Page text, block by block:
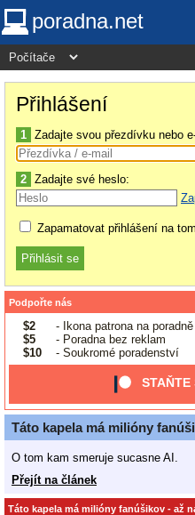
poradna.net
Přihlášení
1 Zadajte svou přezdívku nebo
2 Zadajte své heslo:
Zapamatovat přihlášení na
Podpořte nás
$2
- Ikona patrona na poradně
$5
- Poradna bez reklam
$10
- Soukromé poradenství
STAŇTE
Táto kapela má milióny
O tom kam smeruje sucasne AI.
Přejít na článek
Táto kapela má milióny fanúšikov - až